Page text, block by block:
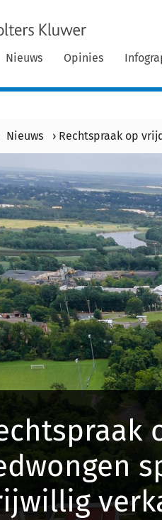
Nieuws Opinies
Nieuws › Rechtspraak op